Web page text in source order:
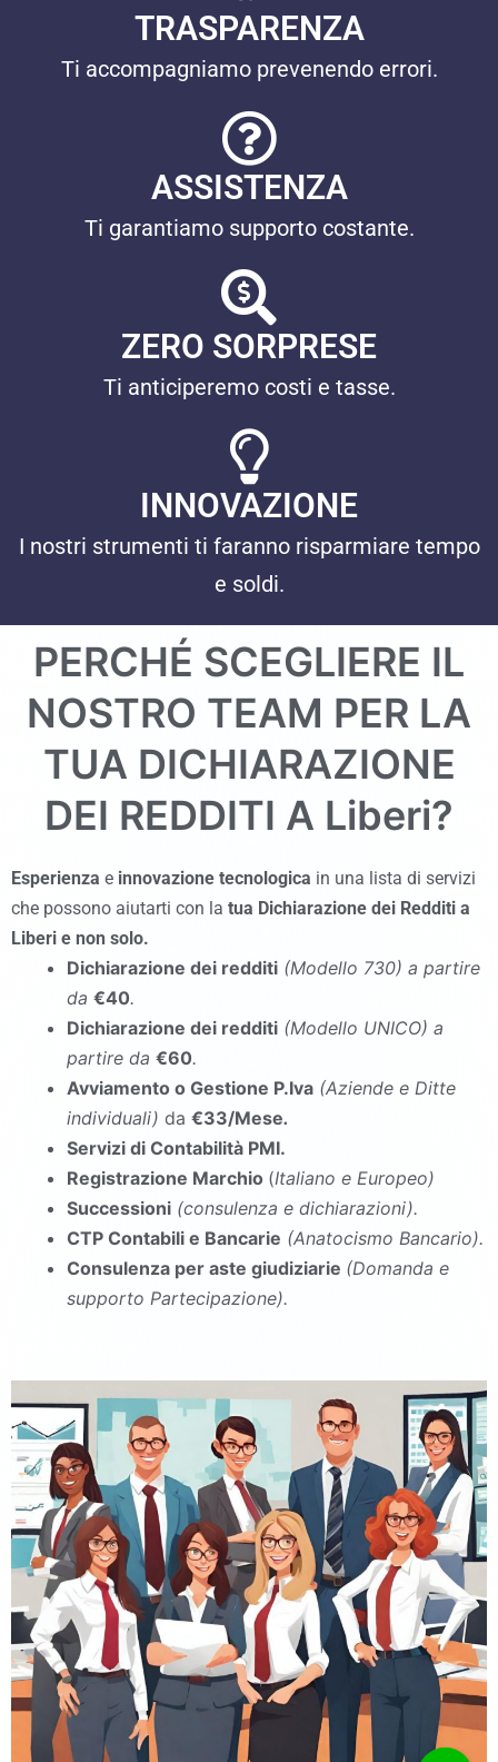
TRASPARENZA
Ti accompagniamo prevenendo errori.
ASSISTENZA
Ti garantiamo supporto costante.
ZERO SORPRESE
Ti anticiperemo costi e tasse.
INNOVAZIONE
I nostri strumenti ti faranno risparmiare tempo
e soldi.
PERCHÉ SCEGLIERE IL
NOSTRO TEAM PER LA
TUA DICHIARAZIONE
DEI REDDITI A Liberi?
Esperienza e innovazione tecnologica in una lista di servizi
che possono aiutarti con la tua Dichiarazione dei Redditi a
Liberi e non solo.
Dichiarazione dei redditi (Modello 730) a partire
da €40.
Dichiarazione dei redditi (Modello UNICO) a
partire da €60.
Avviamento o Gestione P.Iva (Aziende e Ditte
individuali) da €33/Mese.
Servizi di Contabilità PMI.
Registrazione Marchio (Italiano e Europeo)
Successioni (consulenza e dichiarazioni).
CTP Contabili e Bancarie (Anatocismo Bancario).
Consulenza per aste giudiziarie (Domanda e
supporto Partecipazione).